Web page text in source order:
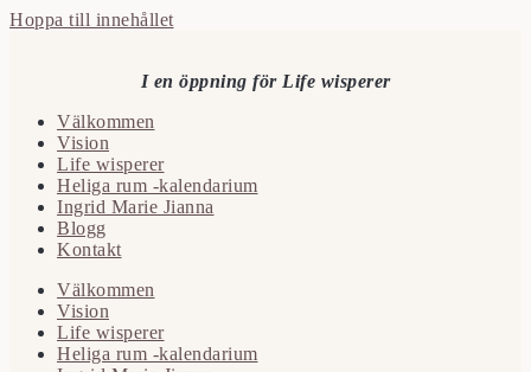
Hoppa till innehållet
I en öppning för Life wisperer
Välkommen
Vision
Life wisperer
Heliga rum -kalendarium
Ingrid Marie Jianna
Blogg
Kontakt
Välkommen
Vision
Life wisperer
Heliga rum -kalendarium